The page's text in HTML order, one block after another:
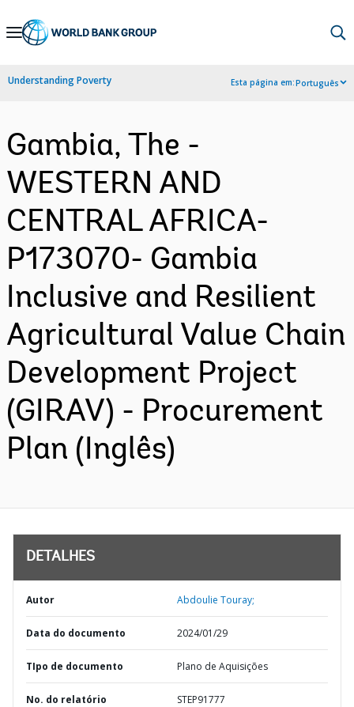
Skip
Navigation
Understanding Poverty Esta página em:Português
Gambia, The -
WESTERN AND
CENTRAL AFRICA-
P173070- Gambia
Inclusive and Resilient
Agricultural Value Chain
Development Project
(GIRAV) - Procurement
Plan (Inglês)
DETALHES
Autor Abdoulie Touray;
Data do documento 2024/01/29
TIpo de documento Plano de Aquisições
No. do relatório STEP91777